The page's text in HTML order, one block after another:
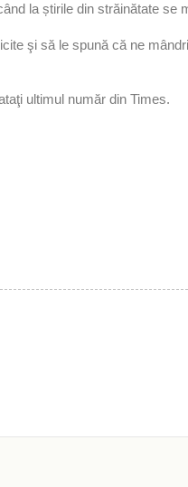
la știrile din străinătate se
şi să le spună că ne
ultimul număr din Times.